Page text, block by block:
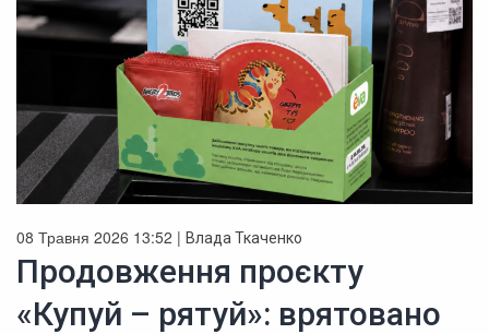
08 Травня 2026 13:52 | Влада Ткаченко
Продовження проєкту
«Купуй – рятуй»: врятовано